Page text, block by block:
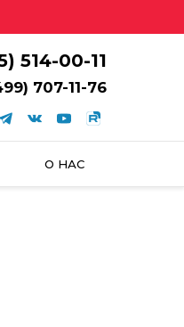
514-00-11
707-11-76
О НАС